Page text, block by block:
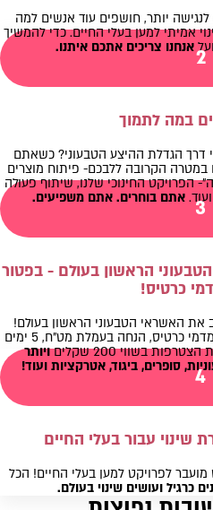
יותר, חושפים עוד אנשים למה
אמיתי למען בעלי החיים. כדי להמשיך
אנחנו צריכים אתכם איתנו.2
במה לתמוך
דרך הגדלת ההיצע הטבעוני? כשאתם
במטרה הקרובה ללבכם- פיתוח מוצרים
הפרויקט החינוכי שלנו, שיתוף פעולה
אתם בוחרים. אתם משפיעים. 3
הראשון בעולם - בפטור
כרטיס!
את האשראי הטבעוני הראשון בעולם!
מחזיקי הכרטיס נהנים מפטור קבוע מדמי כרטיס, הנחה בעמלת מט"ח, 5 ימים
בשווי 200 שקלים
ויותר
4
שינוי עבור בעלי החיים
לפרויקט למען בעלי החיים! הכל
כרגיל ועושים שינוי בעולם.